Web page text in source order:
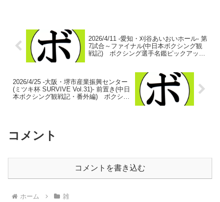
2026/4/11 -愛知・刈谷あいおいホール- 第
7試合～ファイナル(中日本ボクシング観
戦記) ボクシング選手名鑑ピックアッ
2026/4/25 -大阪・堺市産業振興センター
(ミツキ杯 SURVIVE Vol.31)- 前置き(中日
本ボクシング観戦記・番外編) ボクシン
コメント
コメントを書き込む
ホーム 雑